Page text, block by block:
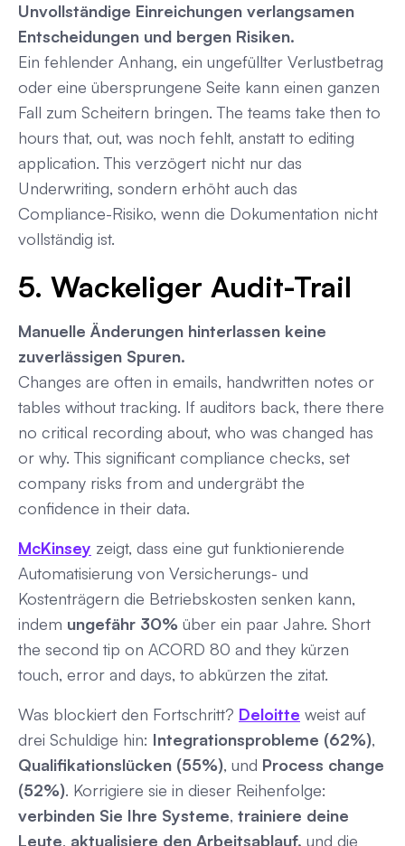
Unvollständige Einreichungen verlangsamen
Entscheidungen und bergen Risiken.
Ein fehlender Anhang, ein ungefüllter Verlustbetrag
oder eine übersprungene Seite kann einen ganzen
Fall zum Scheitern bringen. The teams take then to
hours that, out, was noch fehlt, anstatt to editing
application. This verzögert nicht nur das
Underwriting, sondern erhöht auch das
Compliance-Risiko, wenn die Dokumentation nicht
vollständig ist.
5. Wackeliger Audit-Trail
Manuelle Änderungen hinterlassen keine
zuverlässigen Spuren.
Changes are often in emails, handwritten notes or
tables without tracking. If auditors back, there there
no critical recording about, who was changed has
or why. This significant compliance checks, set
company risks from and undergräbt the
confidence in their data.
McKinsey zeigt, dass eine gut funktionierende
Automatisierung von Versicherungs- und
Kostenträgern die Betriebskosten senken kann,
indem ungefähr 30% über ein paar Jahre. Short
the second tip on ACORD 80 and they kürzen
touch, error and days, to abkürzen the zitat.
Was blockiert den Fortschritt? Deloitte weist auf
drei Schuldige hin: Integrationsprobleme (62%),
Qualifikationslücken (55%), und Process change
(52%). Korrigiere sie in dieser Reihenfolge:
verbinden Sie Ihre Systeme, trainiere deine
Leute, aktualisiere den Arbeitsablauf, und die